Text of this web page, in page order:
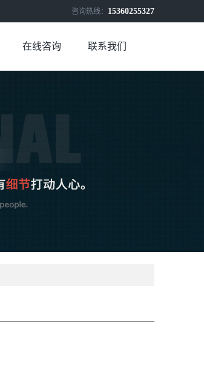
咨询热线： 15360255327
在线咨询 联系我们